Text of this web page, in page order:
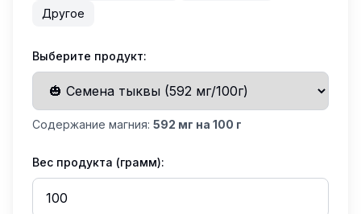
Другое
Выберите продукт:
Содержание магния: 592 мг на 100 г
Вес продукта (грамм):